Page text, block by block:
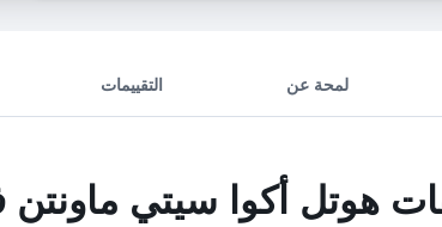
لمحة عن التقييمات
هوتل أكوا سيتي ماونتن